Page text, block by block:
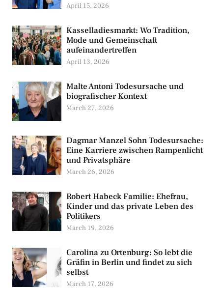
April 15, 2026
Kasselladiesmarkt: Wo Tradition,
Mode und Gemeinschaft
aufeinandertreffen
April 13, 2026
Malte Antoni Todesursache und
biografischer Kontext
March 27, 2026
Dagmar Manzel Sohn Todesursache:
Eine Karriere zwischen Rampenlicht
und Privatsphäre
March 26, 2026
Robert Habeck Familie: Ehefrau,
Kinder und das private Leben des
Politikers
March 19, 2026
Carolina zu Ortenburg: So lebt die
Gräfin in Berlin und findet zu sich
selbst
March 17, 2026